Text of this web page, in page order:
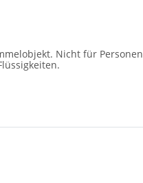
Nicht für Personen